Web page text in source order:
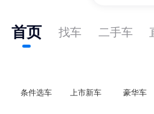
首页 找车 二手车
条件选车 上市新车 豪华车